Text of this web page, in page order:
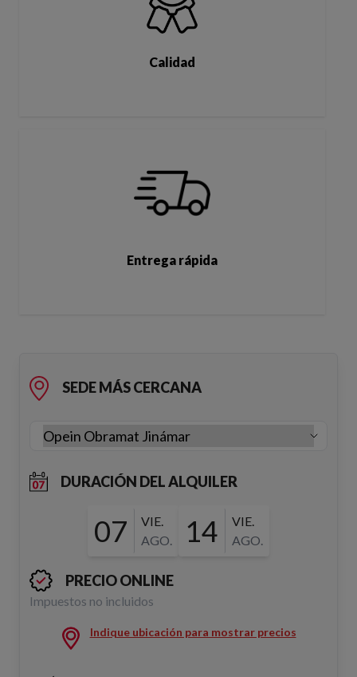
Calidad
Entrega rápida
SEDE MÁS CERCANA
DURACIÓN DEL ALQUILER
07
VIE.
AGO.
14
VIE.
AGO.
PRECIO ONLINE
Impuestos no incluidos
Indique ubicación para mostrar precios